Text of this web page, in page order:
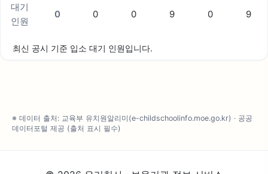
대기
인원
0 0 0 9 0 9
최신 공시 기준 입소 대기 인원입니다.
※ 데이터 출처: 교육부 유치원알리미(e-childschoolinfo.moe.go.kr) · 공공
데이터포털 제공 (출처 표시 필수)